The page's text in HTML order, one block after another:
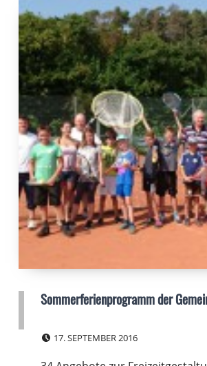
Sommerferienprogramm der
17. SEPTEMBER 2016